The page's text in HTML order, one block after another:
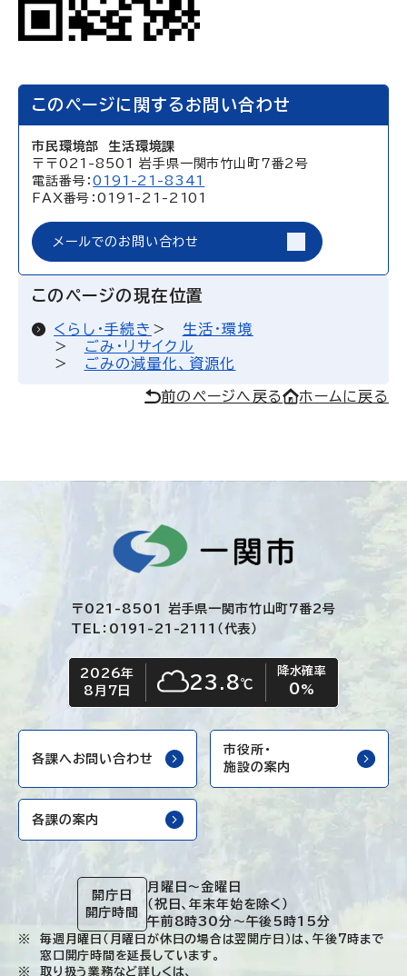
このページに関するお問い合わせ
市民環境部 生活環境課
〒〒021-8501 岩手県一関市竹山町7番2号
電話番号：0191-21-8341
FAX番号：0191-21-2101
メールでのお問い合わせ
このページの現在位置
くらし・手続き
生活・環境
ごみ・リサイクル
ごみの減量化、資源化
前のページへ戻る ホームに戻る
〒021-8501 岩手県一関市竹山町7番2号
TEL：0191-21-2111（代表）
今日の日付
2026年
8月7日
今日の天気
くもり23.8℃
降水確率
0%
各課へお問い合わせ
市役所・
施設の案内
各課の案内
開庁日
開庁時間
月曜日～金曜日
（祝日、年末年始を除く）
午前8時30分～午後5時15分
毎週月曜日（月曜日が休日の場合は翌開庁日）は、午後7時まで
窓口開庁時間を延長しています。
取り扱う業務など詳しくは、